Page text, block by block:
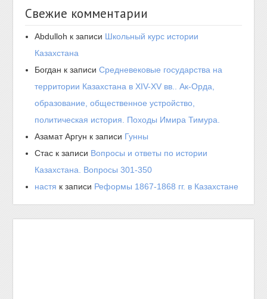
Свежие комментарии
Abdulloh к записи Школьный курс истории
Казахстана
Богдан к записиСредневековые государства на
территории Казахстана в XIV-XV вв.. Ак-Орда,
образование, общественное устройство,
политическая история. Походы Имира Тимура.
Азамат Аргун к записи Гунны
Стас к записи Вопросы и ответы по истории
Казахстана. Вопросы 301-350
настя к записи Реформы 1867-1868 гг. в Казахстане